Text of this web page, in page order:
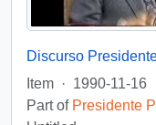
Item · 1990-11-16
Part of Presidente